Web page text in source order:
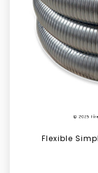
Flexible